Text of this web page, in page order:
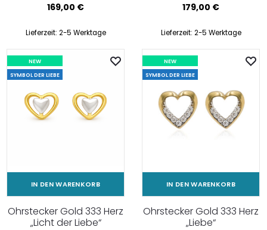
169,00 €
Lieferzeit: 2-5 Werktage
179,00 €
Lieferzeit: 2-5 Werktage
NEW
SYMBOL DER LIEBE
IN DEN WARENKORB
Ohrstecker Gold 333 Herz
„Licht der Liebe“
NEW
SYMBOL DER LIEBE
IN DEN WARENKORB
Ohrstecker Gold 333 Herz
„Liebe“